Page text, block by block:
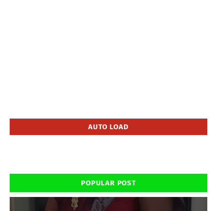
AUTO LOAD
POPULAR POST